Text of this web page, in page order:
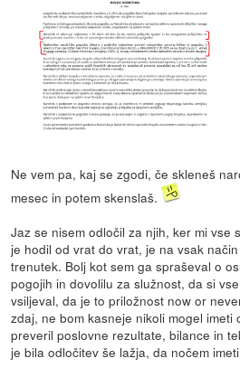
Ne vem pa, kaj se zgodi, če skleneš
mesec in potem skenslaš.
Jaz se nisem odločil za njih, ker mi vse
je hodil od vrat do vrat, je na vsak
trenutek. Bolj kot sem ga spraševal o
pogojih in dovolilu za služnost, da si
vsiljeval, da je to priložnost now or
zdaj, ne bom kasneje nikoli mogel imeti
preveril poslovne rezultate, bilance in
je bila odločitev še lažja, da nočem